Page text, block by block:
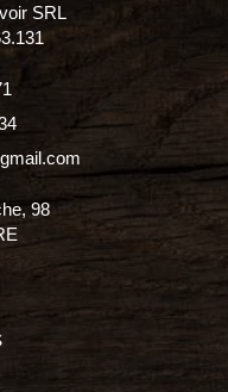
SRL
98